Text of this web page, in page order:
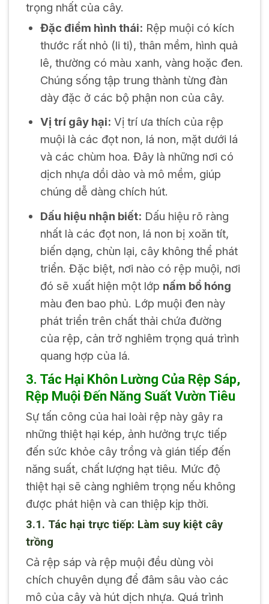
trọng nhất của cây.
Đặc điểm hình thái: Rệp muội có kích
thước rất nhỏ (li ti), thân mềm, hình quả
lê, thường có màu xanh, vàng hoặc đen.
Chúng sống tập trung thành từng đàn
dày đặc ở các bộ phận non của cây.
Vị trí gây hại: Vị trí ưa thích của rệp
muội là các đọt non, lá non, mặt dưới lá
và các chùm hoa. Đây là những nơi có
dịch nhựa dồi dào và mô mềm, giúp
chúng dễ dàng chích hút.
Dấu hiệu nhận biết: Dấu hiệu rõ ràng
nhất là các đọt non, lá non bị xoăn tít,
biến dạng, chùn lại, cây không thể phát
triển. Đặc biệt, nơi nào có rệp muội, nơi
đó sẽ xuất hiện một lớp nấm bồ hóng
màu đen bao phủ. Lớp muội đen này
phát triển trên chất thải chứa đường
của rệp, cản trở nghiêm trọng quá trình
quang hợp của lá.
3. Tác Hại Khôn Lường Của Rệp Sáp,
Rệp Muội Đến Năng Suất Vườn Tiêu
Sự tấn công của hai loài rệp này gây ra
những thiệt hại kép, ảnh hưởng trực tiếp
đến sức khỏe cây trồng và gián tiếp đến
năng suất, chất lượng hạt tiêu. Mức độ
thiệt hại sẽ càng nghiêm trọng nếu không
được phát hiện và can thiệp kịp thời.
3.1. Tác hại trực tiếp: Làm suy kiệt cây
trồng
Cả rệp sáp và rệp muội đều dùng vòi
chích chuyên dụng để đâm sâu vào các
mô của cây và hút dịch nhựa. Quá trình